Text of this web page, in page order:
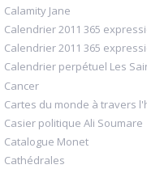
Calamity Jane
Calendrier 2011 365
Calendrier 2011 365
Calendrier perpétuel Les
Cancer
Cartes du monde à travers
Casier politique Ali Soumare
Catalogue Monet
Cathédrales